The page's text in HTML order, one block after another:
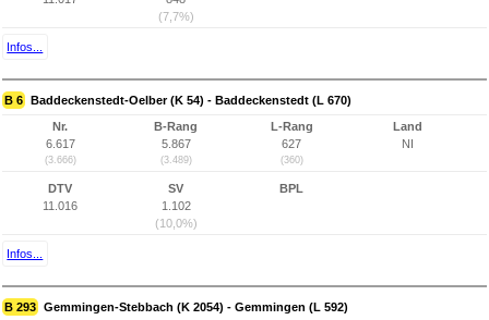
(7,7%)
Infos...
B 6 Baddeckenstedt-Oelber (K 54) - Baddeckenstedt (L 670)
Nr.
6.617
(3.666)
B-Rang
5.867
(3.489)
L-Rang
627
(360)
Land
NI
DTV
11.016
SV
1.102
(10,0%)
BPL
Infos...
B 293 Gemmingen-Stebbach (K 2054) - Gemmingen (L 592)